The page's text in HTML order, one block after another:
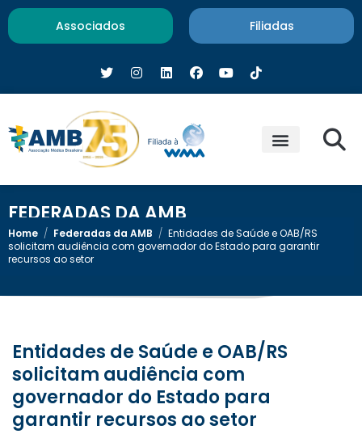
Associados Filiadas
FEDERADAS DA AMB
Home / Federadas da AMB / Entidades de Saúde e OAB/RS
solicitam audiência com governador do Estado para garantir
recursos ao setor
Entidades de Saúde e OAB/RS
solicitam audiência com
governador do Estado para
garantir recursos ao setor